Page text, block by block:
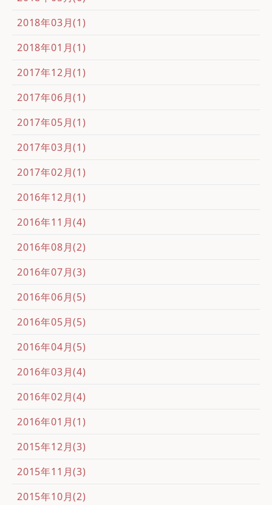
2018年03月(1)
2018年01月(1)
2017年12月(1)
2017年06月(1)
2017年05月(1)
2017年03月(1)
2017年02月(1)
2016年12月(1)
2016年11月(4)
2016年08月(2)
2016年07月(3)
2016年06月(5)
2016年05月(5)
2016年04月(5)
2016年03月(4)
2016年02月(4)
2016年01月(1)
2015年12月(3)
2015年11月(3)
2015年10月(2)